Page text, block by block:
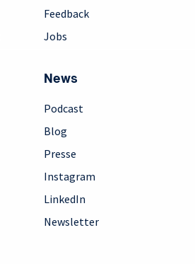
Feedback
Jobs
News
Podcast
Blog
Presse
Instagram
LinkedIn
Newsletter